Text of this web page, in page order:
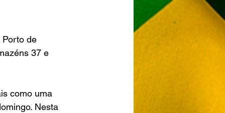
Porto de
37 e
como uma
Nesta